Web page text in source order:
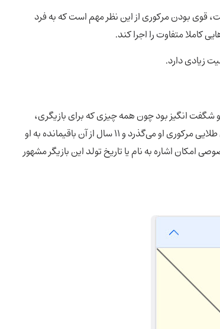
قوی بودن مرکوری از این نظر مهم است که به فرد
کاملا متفاوت را اجرا کند.
زیادی دارد.
او شگفت انگیز بود چون همه چیزی که برای بازیگری،
موفقیت و شهرت مورد نیاز بود در چارت تولد او دیده می‌شد! حالا ۶ سال از دوران طلایی مرکوری او می‌گذرد و ۱۱ سال از آن باقیمانده به او
امکان اشاره به نام یا تاریخ تولد این بازیگر مشهور